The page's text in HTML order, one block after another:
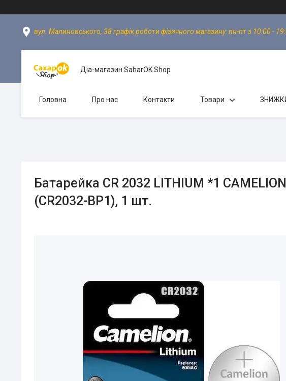
вул. Малиновського, 38 графік роботи фізичного магазину: пн-пт з 10:00 -
Діа-магазин SaharOK Shop
Головна Про нас Контакти Товари
Батарейка CR 2032 LITHIUM *1 CAMELION
(CR2032-BP1), 1 шт.